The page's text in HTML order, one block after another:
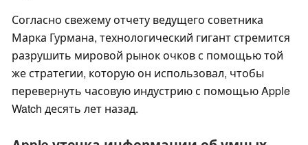
Согласно свежему отчету ведущего советника
Марка Гурмана, технологический гигант стремится
разрушить мировой рынок очков с помощью той
же стратегии, которую он использовал, чтобы
перевернуть часовую индустрию с помощью Apple
Watch десять лет назад.